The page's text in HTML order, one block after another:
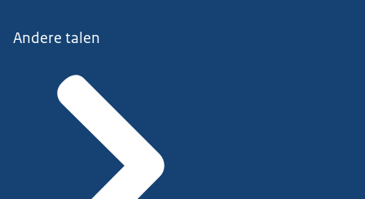
Andere talen